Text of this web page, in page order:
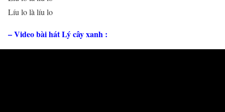
Líu lo là líu lo
– Video bài hát Lý cây xanh :